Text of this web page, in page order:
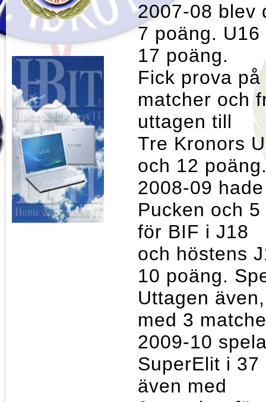
2007-08 blev
7 poäng.
17 poäng.
Fick prova
matcher och
uttagen till
Tre Kronors
och 12
2008-09
Pucken och
för BIF i
och höstens
10 poäng.
Uttagen
med 3
2009-10
SuperElit i
även